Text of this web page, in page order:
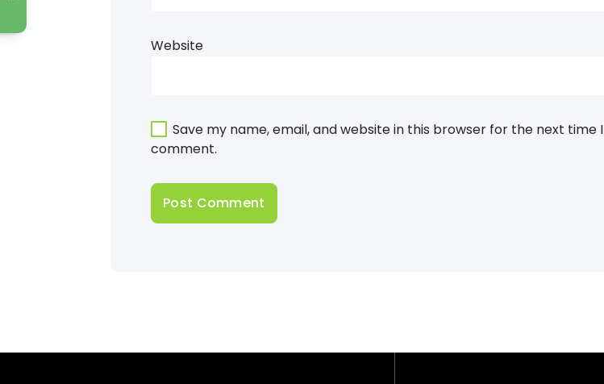
Website
Save my name, email, and website in this browser for the next time I
comment.